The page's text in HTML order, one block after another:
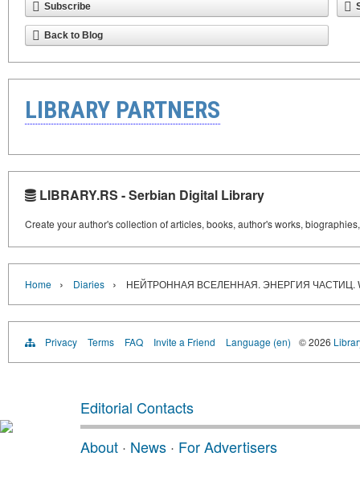
Subscribe
Back to Blog
LIBRARY PARTNERS
LIBRARY.RS - Serbian Digital Library
Create your author's collection of articles, books, author's works,
Home › Diaries › НЕЙТРОННАЯ ВСЕЛЕННАЯ. ЭНЕРГИЯ ЧАСТИЦ.
Privacy Terms FAQ Invite a Friend Language (en) © 2026
Editorial Contacts
About · News · For Advertisers